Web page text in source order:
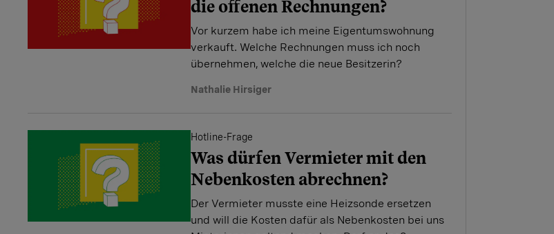
die offenen Rechnungen?
Vor kurzem habe ich meine Eigentums­wohnung
verkauft. Welche Rechnungen muss ich noch
übernehmen, welche die neue Besitzerin?
Nathalie Hirsiger
Hotline-Frage
Was dürfen Vermieter mit den
Nebenkosten abrechnen?
Der Vermieter musste eine Heizsonde ersetzen
und will die Kosten dafür als Nebenkosten bei uns